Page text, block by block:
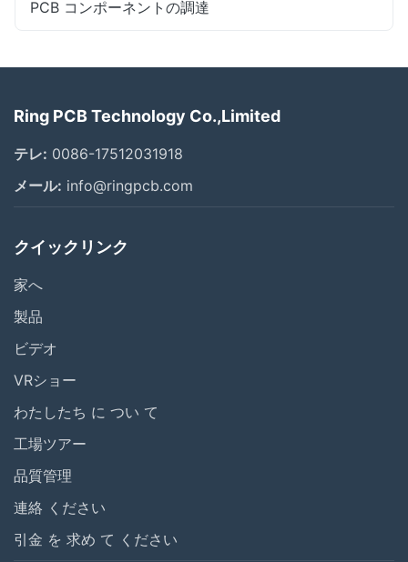
PCB コンポーネントの調達
Ring PCB Technology Co.,Limited
テレ: 0086-17512031918
メール: info@ringpcb.com
クイックリンク
家へ
製品
ビデオ
VRショー
わたしたち に つい て
工場ツアー
品質管理
連絡 ください
引金 を 求め て ください